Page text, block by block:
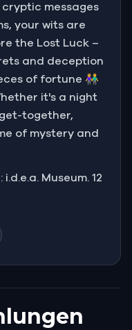
cryptic messages
your wits are
the Lost Luck –
and deception
of fortune 👫
it's a night
together,
of mystery and
Museum. 12